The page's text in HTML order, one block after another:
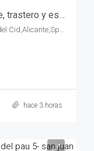
Amplia vivienda con piscina, garaje, trastero y espectaculares vistas en Monforte del Cid – yepiv1419-9080
Calle MÃºsico Don Juan Molina,Monforte del Cid,Alicante,Spain
hace 3 horas